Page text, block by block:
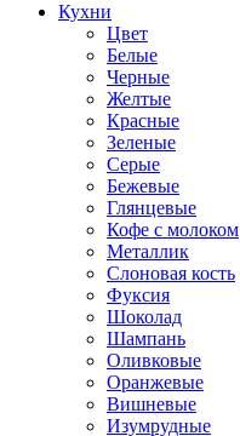
Кухни
Цвет
Белые
Черные
Желтые
Красные
Зеленые
Серые
Бежевые
Глянцевые
Кофе с молоком
Металлик
Слоновая кость
Фуксия
Шоколад
Шампань
Оливковые
Оранжевые
Вишневые
Изумрудные